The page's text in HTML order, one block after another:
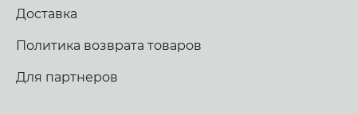
Доставка
Политика возврата товаров
Для партнеров